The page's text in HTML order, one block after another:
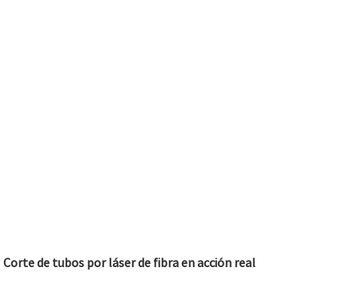
Corte de tubos por láser de fibra en acción real